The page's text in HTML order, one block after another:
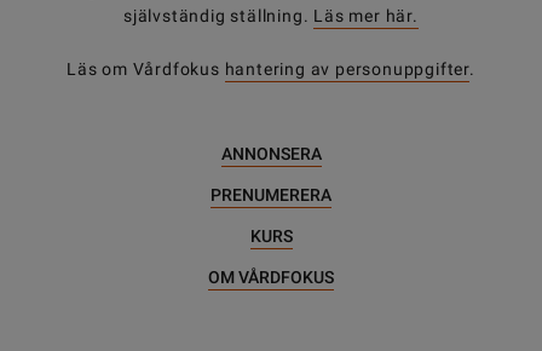
självständig ställning. Läs mer här.
Läs om Vårdfokus hantering av personuppgifter.
ANNONSERA
PRENUMERERA
KURS
OM VÅRDFOKUS